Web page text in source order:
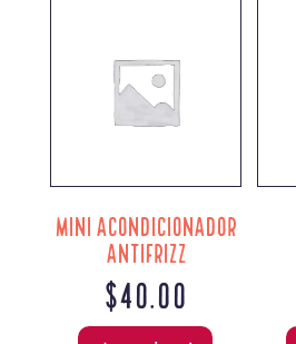
MINI ACONDICIONADOR
ANTIFRIZZ
$40.00